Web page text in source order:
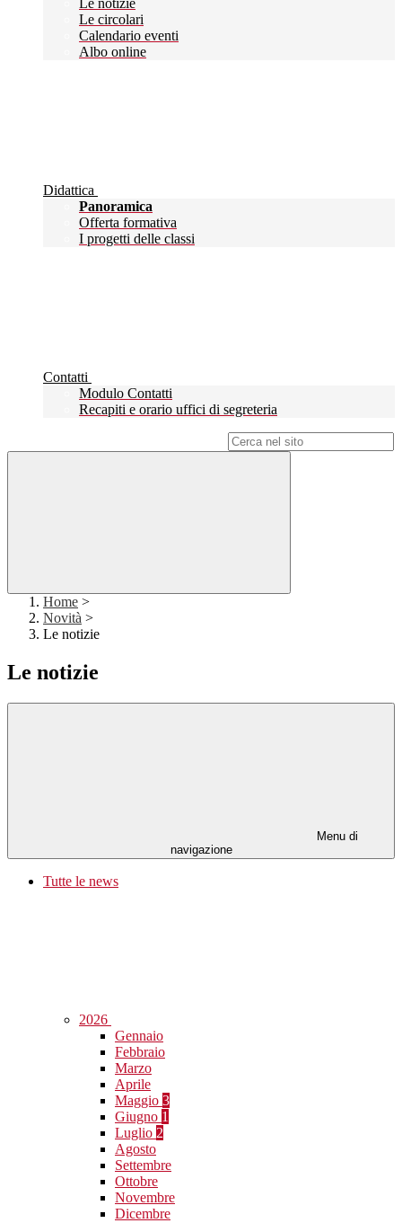
Le notizie
Le circolari
Calendario eventi
Albo online
Didattica
Panoramica
Offerta formativa
I progetti delle classi
Contatti
Modulo Contatti
Recapiti e orario uffici di segreteria
Home >
Novità >
Le notizie
Le notizie
Menu di
navigazione
Tutte le news
2026
Gennaio
Febbraio
Marzo
Aprile
Maggio 3
Giugno 1
Luglio 2
Agosto
Settembre
Ottobre
Novembre
Dicembre